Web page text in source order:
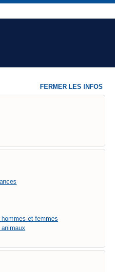
et femmes
FERMER LES INFOS